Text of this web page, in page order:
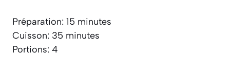
Préparation: 15 minutes
Cuisson: 35 minutes
Portions: 4